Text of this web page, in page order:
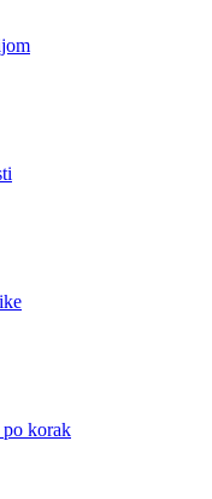
po korak